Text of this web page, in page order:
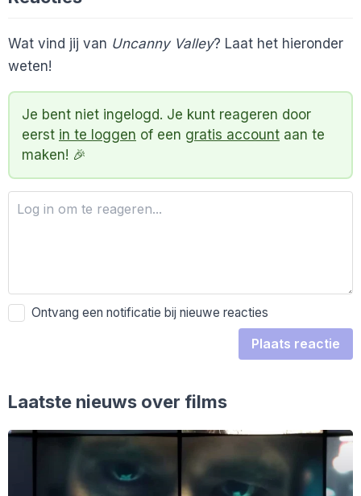
Wat vind jij van Uncanny Valley? Laat het hieronder
weten!
Je bent niet ingelogd. Je kunt reageren door
eerst in te loggen of een gratis account aan te
maken! 🎉
Ontvang een notificatie bij nieuwe reacties
Plaats reactie
Laatste nieuws over films